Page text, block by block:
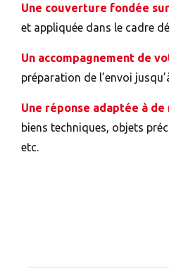
Une couverture fondée
et appliquée dans le cadre
Un accompagnement de
préparation de l’envoi
Une réponse adaptée à
biens techniques, objets
etc.